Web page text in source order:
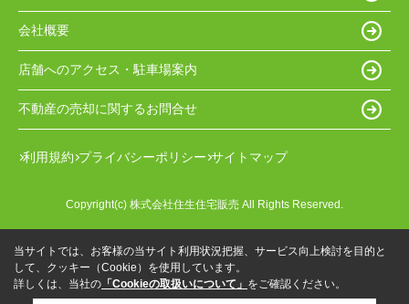
会社概要
店舗へのアクセス・駐車場案内
不動産の売却に関するお問合せ
利用規約 プライバシーポリシー サイトマップ
Copyright(c) 株式会社住生住宅販売 All Rights Reserved.
当サイトでは、お客様の当サイト利用状況把握、サービス向上検討を目的と
して、クッキー（Cookie）を使用しています。
詳しくは、当社の 「Cookieの取扱いについて」 をご確認ください。